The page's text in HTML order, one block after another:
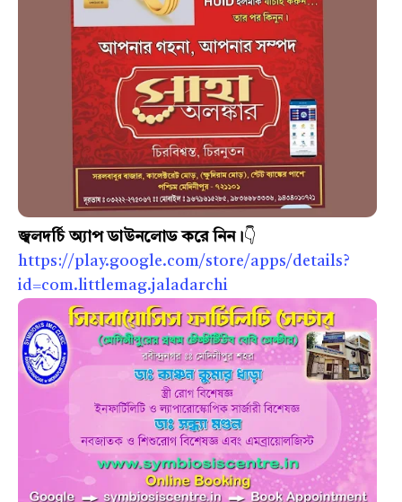
জ্বলদর্চি অ্যাপ ডাউনলোড করে নিন।👇
https://play.google.com/store/apps/details?
id=com.littlemag.jaladarchi